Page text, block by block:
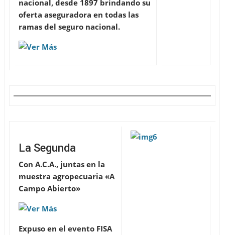
nacional, desde 1897 brindando su
oferta aseguradora en todas las
ramas del seguro nacional.
La Segunda
Con A.C.A., juntas en la
muestra agropecuaria «A
Campo Abierto»
Expuso en el evento FISA